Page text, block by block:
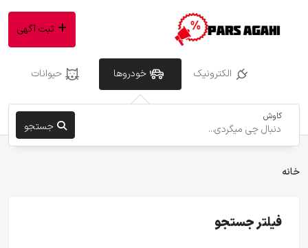
الکترونیک خودروها حیوانات
کاوش
جستجو
ثبت آگهی
خانه
فیلتر جستجو